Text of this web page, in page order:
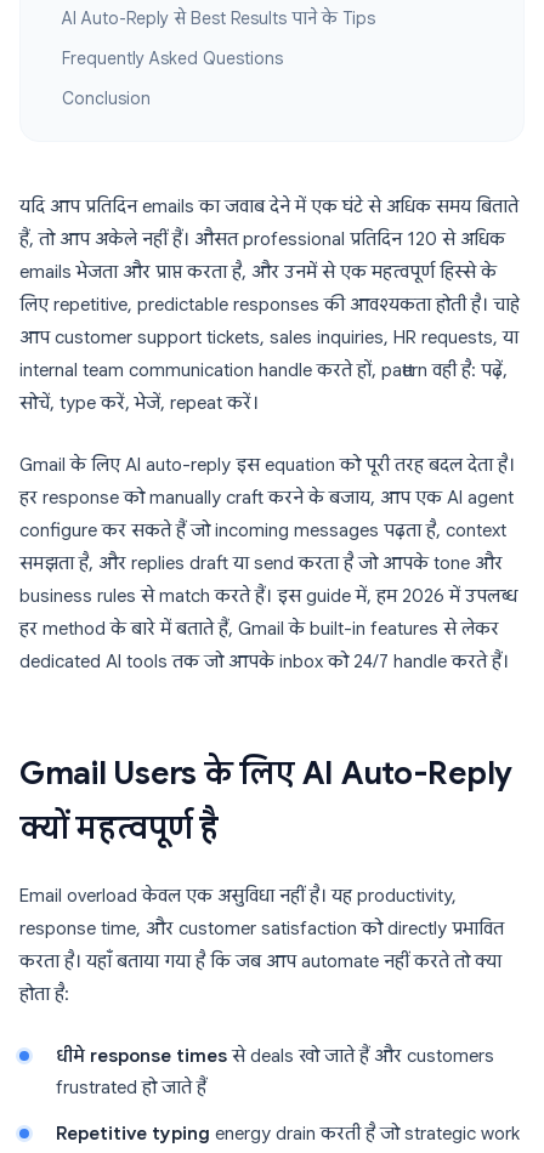
AI Auto-Reply से Best Results पाने के Tips
Frequently Asked Questions
Conclusion
यदि आप प्रतिदिन emails का जवाब देने में एक घंटे से अधिक समय बिताते
हैं, तो आप अकेले नहीं हैं। औसत professional प्रतिदिन 120 से अधिक
emails भेजता और प्राप्त करता है, और उनमें से एक महत्वपूर्ण हिस्से के
लिए repetitive, predictable responses की आवश्यकता होती है। चाहे
आप customer support tickets, sales inquiries, HR requests, या
internal team communication handle करते हों, pattern वही है: पढ़ें,
सोचें, type करें, भेजें, repeat करें।
Gmail के लिए AI auto-reply इस equation को पूरी तरह बदल देता है।
हर response को manually craft करने के बजाय, आप एक AI agent
configure कर सकते हैं जो incoming messages पढ़ता है, context
समझता है, और replies draft या send करता है जो आपके tone और
business rules से match करते हैं। इस guide में, हम 2026 में उपलब्ध
हर method के बारे में बताते हैं, Gmail के built-in features से लेकर
dedicated AI tools तक जो आपके inbox को 24/7 handle करते हैं।
Gmail Users के लिए AI Auto-Reply
क्यों महत्वपूर्ण है
Email overload केवल एक असुविधा नहीं है। यह productivity,
response time, और customer satisfaction को directly प्रभावित
करता है। यहाँ बताया गया है कि जब आप automate नहीं करते तो क्या
होता है:
धीमे response timesसे deals खो जाते हैं और customers
frustrated हो जाते हैं
Repetitive typing energy drain करती है जो strategic work